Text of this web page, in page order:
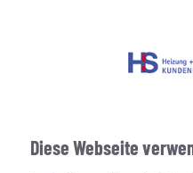
Diese Webseite